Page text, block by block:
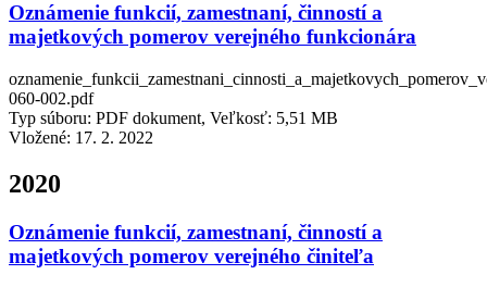
Oznámenie funkcií, zamestnaní, činností a
majetkových pomerov verejného funkcionára
060-002.pdf
Typ súboru: PDF dokument, Veľkosť: 5,51 MB
Vložené: 17. 2. 2022
2020
Oznámenie funkcií, zamestnaní, činností a
majetkových pomerov verejného činiteľa